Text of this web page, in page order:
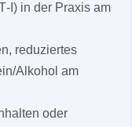
in der Praxis am
reduziertes
Alkohol am
oder